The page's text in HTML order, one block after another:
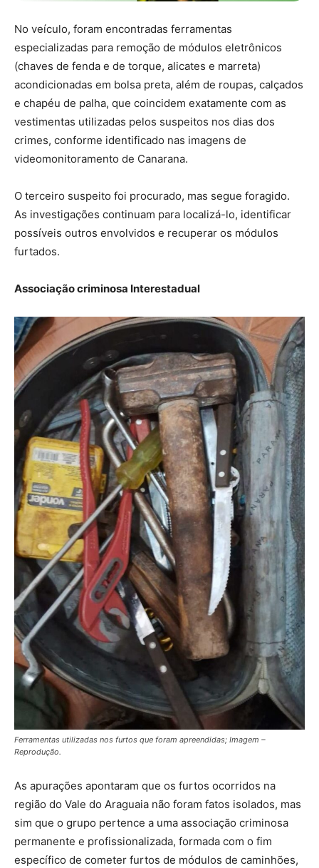
No veículo, foram encontradas ferramentas
especializadas para remoção de módulos eletrônicos
(chaves de fenda e de torque, alicates e marreta)
acondicionadas em bolsa preta, além de roupas, calçados
e chapéu de palha, que coincidem exatamente com as
vestimentas utilizadas pelos suspeitos nos dias dos
crimes, conforme identificado nas imagens de
videomonitoramento de Canarana.
O terceiro suspeito foi procurado, mas segue foragido.
As investigações continuam para localizá-lo, identificar
possíveis outros envolvidos e recuperar os módulos
furtados.
Associação criminosa Interestadual
Ferramentas utilizadas nos furtos que foram apreendidas; Imagem –
Reprodução.
As apurações apontaram que os furtos ocorridos na
região do Vale do Araguaia não foram fatos isolados, mas
sim que o grupo pertence a uma associação criminosa
permanente e profissionalizada, formada com o fim
específico de cometer furtos de módulos de caminhões,